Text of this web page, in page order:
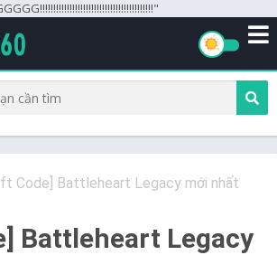
Code] Battleheart Legacy mới nhất
Battleheart Legacy